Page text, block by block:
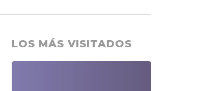
LOS MÁS VISITADOS